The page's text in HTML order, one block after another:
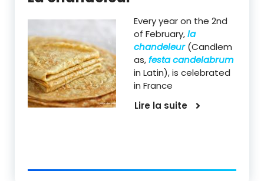
Every year on the 2nd
of February,la
chandeleur(Candlem
as,festa candelabrum
in Latin), is celebrated
in France
Lire la suite